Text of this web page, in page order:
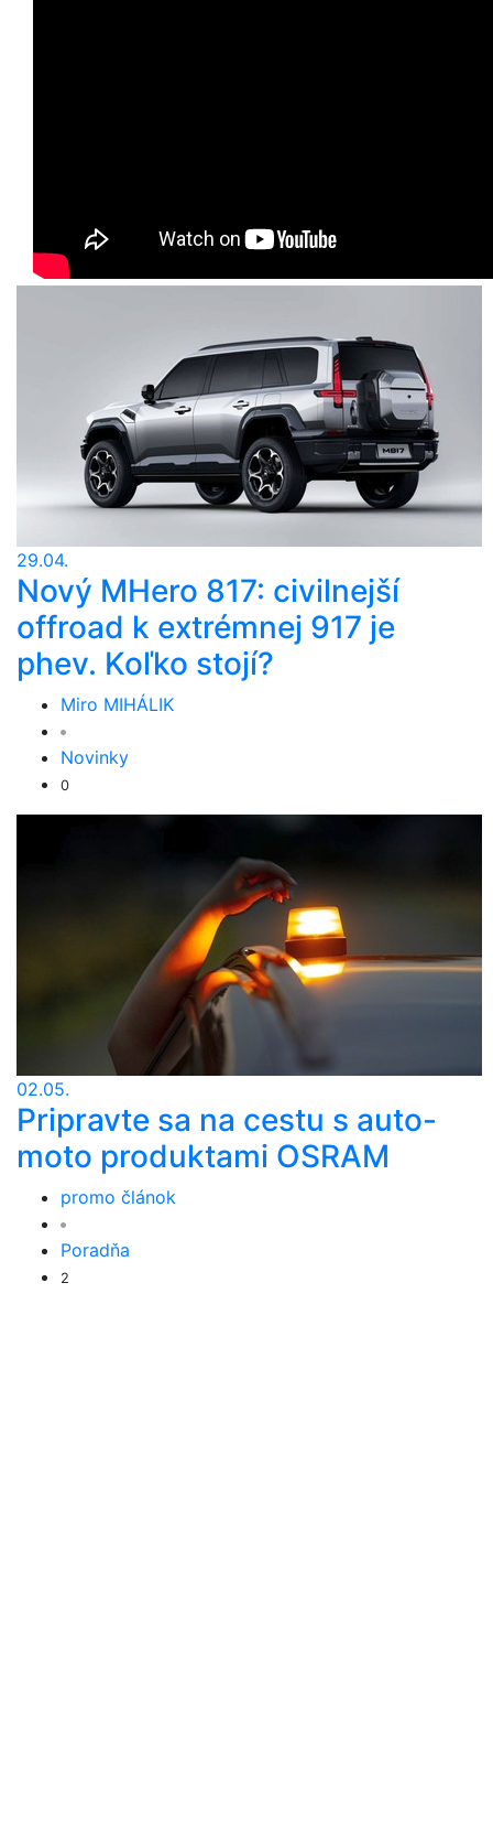
29.04.
Nový MHero 817: civilnejší
offroad k extrémnej 917 je
phev. Koľko stojí?
Miro MIHÁLIK
Novinky
0
02.05.
Pripravte sa na cestu s auto-
moto produktami OSRAM
promo článok
Poradňa
2